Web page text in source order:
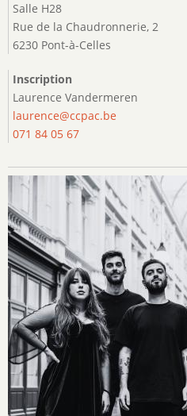
Salle H28
Rue de la Chaudronnerie, 2
6230 Pont-à-Celles
Inscription
Laurence Vandermeren
laurence@ccpac.be
071 84 05 67
Image